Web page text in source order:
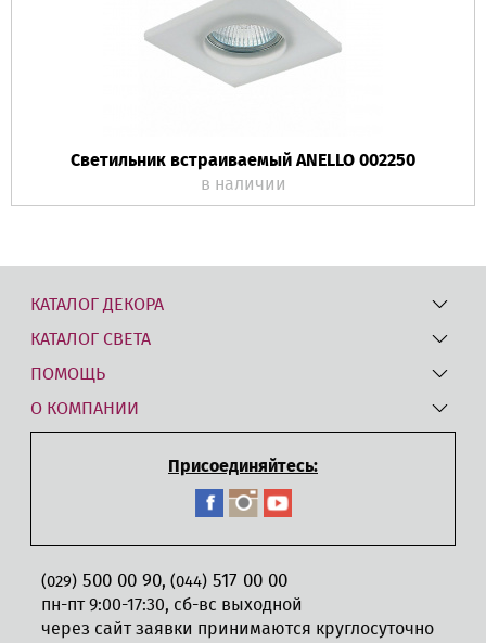
Светильник встраиваемый ANELLO 002250
в наличии
КАТАЛОГ ДЕКОРА
КАТАЛОГ СВЕТА
ПОМОЩЬ
О КОМПАНИИ
Присоединяйтесь:
(029) 500 00 90, (044) 517 00 00
пн-пт 9:00-17:30, сб-вс выходной
через сайт заявки принимаются круглосуточно